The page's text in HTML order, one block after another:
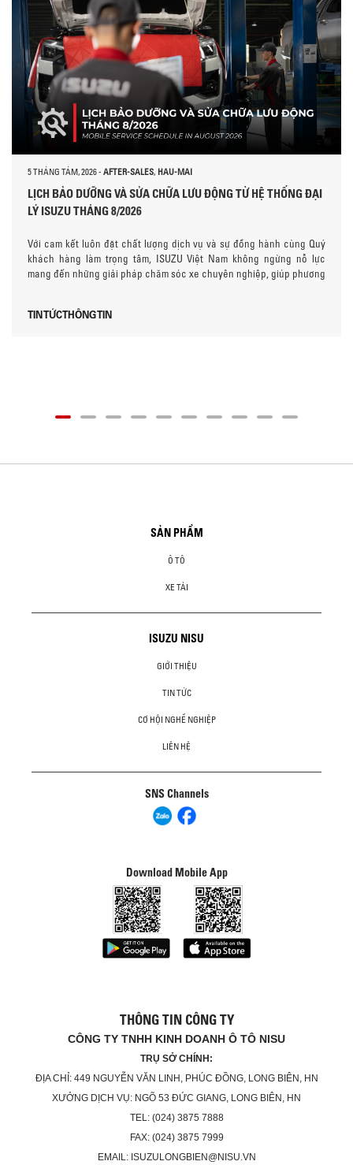
5 THÁNG TÁM, 2026- AFTER-SALES, HAU-MAI
LỊCH BẢO DƯỠNG VÀ SỬA CHỮA LƯU ĐỘNG TỪ HỆ THỐNG ĐẠI
LÝ ISUZU THÁNG 8/2026
Với cam kết luôn đặt chất lượng dịch vụ và sự đồng hành cùng Quý
khách hàng làm trọng tâm, ISUZU Việt Nam không ngừng nỗ lực
mang đến những giải pháp chăm sóc xe chuyên nghiệp, giúp phương
khách hàng, ISUZU Việt Nam trân trọng thông báo lịch trình triển khai
TIN TỨCTHÔNG TIN
SẢN PHẨM
Ô TÔ
XE TẢI
ISUZU NISU
GIỚI THIỆU
TIN TỨC
CƠ HỘI NGHỀ NGHIỆP
LIÊN HỆ
SNS Channels
Download Mobile App
THÔNG TIN CÔNG TY
CÔNG TY TNHH KINH DOANH Ô TÔ NISU
TRỤ SỞ CHÍNH:
ĐỊA CHỈ: 449 NGUYỄN VĂN LINH, PHÚC ĐỒNG, LONG BIÊN, HN
XƯỞNG DỊCH VỤ: NGÕ 53 ĐỨC GIANG, LONG BIÊN, HN
TEL: (024) 3875 7888
FAX: (024) 3875 7999
EMAIL: ISUZULONGBIEN@NISU.VN